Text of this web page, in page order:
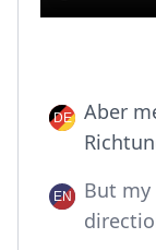
Aber
But